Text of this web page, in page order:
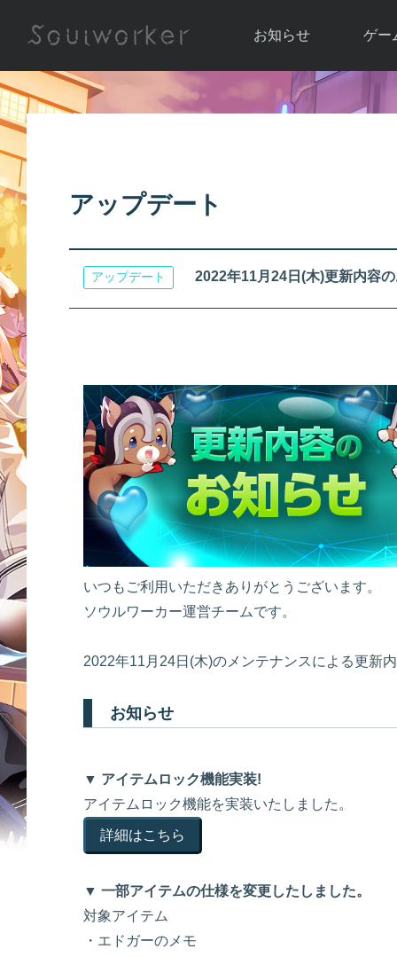
お知らせ
お知らせ一覧
ゲー
ソウ
アップ
アップデート
アップデート 2022年11月24日(木)更新内容
いつもご利用いただきありがとうございます。
ソウルワーカー運営チームです。
2022年11月24日(木)のメンテナンスによる更新
お知らせ
▼ アイテムロック機能実装!
アイテムロック機能を実装いたしました。
詳細はこちら
▼ 一部アイテムの仕様を変更したしました。
対象アイテム
・エドガーのメモ